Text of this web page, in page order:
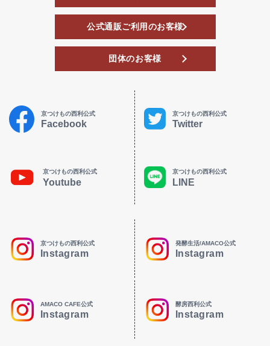
公式通販ご利用のお客様
団体のお客様
京つけもの西利公式
Facebook
京つけもの西利公式
Twitter
京つけもの西利公式
Youtube
京つけもの西利公式
LINE
京つけもの西利公式
Instagram
発酵生活/AMACO公式
Instagram
AMACO CAFE公式
Instagram
酵房西利公式
Instagram